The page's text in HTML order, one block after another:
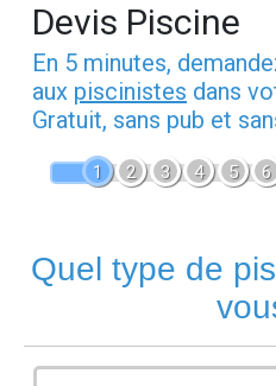
Devis Piscine
En 5 minutes,
aux piscinistes dans
Gratuit, sans pub et
1 2 3 4 5 6
Quel type de